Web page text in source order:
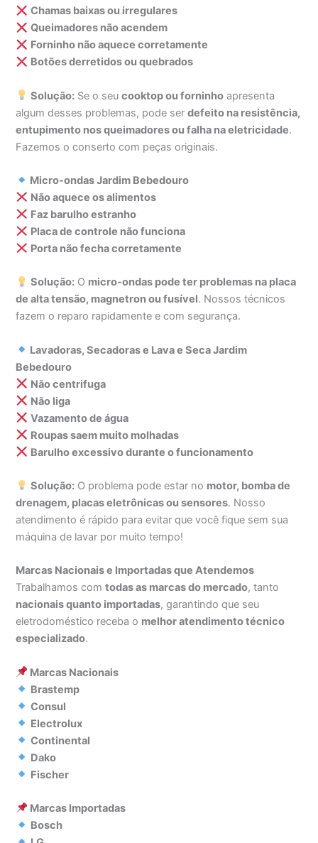
Chamas baixas ou irregulares
Queimadores não acendem
Forninho não aquece corretamente
Botões derretidos ou quebrados
Solução: Se o seucooktop ou forninho apresenta
algum desses problemas, pode serdefeito na resistência,
entupimento nos queimadores ou falha na eletricidade.
Fazemos o conserto com peças originais.
Micro-ondas Jardim Bebedouro
Não aquece os alimentos
Faz barulho estranho
Placa de controle não funciona
Porta não fecha corretamente
Solução: O micro-ondas pode ter problemas na placa
de alta tensão, magnetron ou fusível. Nossos técnicos
fazem o reparo rapidamente e com segurança.
Lavadoras, Secadoras e Lava e Seca Jardim
Bebedouro
Não centrifuga
Não liga
Vazamento de água
Roupas saem muito molhadas
Barulho excessivo durante o funcionamento
Solução: O problema pode estar no motor, bomba de
drenagem, placas eletrônicas ou sensores. Nosso
atendimento é rápido para evitar que você fique sem sua
máquina de lavar por muito tempo!
Marcas Nacionais e Importadas que Atendemos
Trabalhamos comtodas as marcas do mercado, tanto
nacionais quanto importadas, garantindo que seu
eletrodoméstico receba o melhor atendimento técnico
especializado.
Marcas Nacionais
Brastemp
Consul
Electrolux
Continental
Dako
Fischer
Marcas Importadas
Bosch